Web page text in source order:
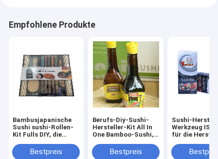
Empfohlene Produkte
Bambusjapanische
Sushi sushi-Rollen-
Kit Fulls DIY, die
Bestpreis
Berufs-Diy-Sushi-
Hersteller-Kit All In
One Bamboo-Sushi,
machenBestpreis
Sushi-
Werkzeug ISO
für die
Sushi